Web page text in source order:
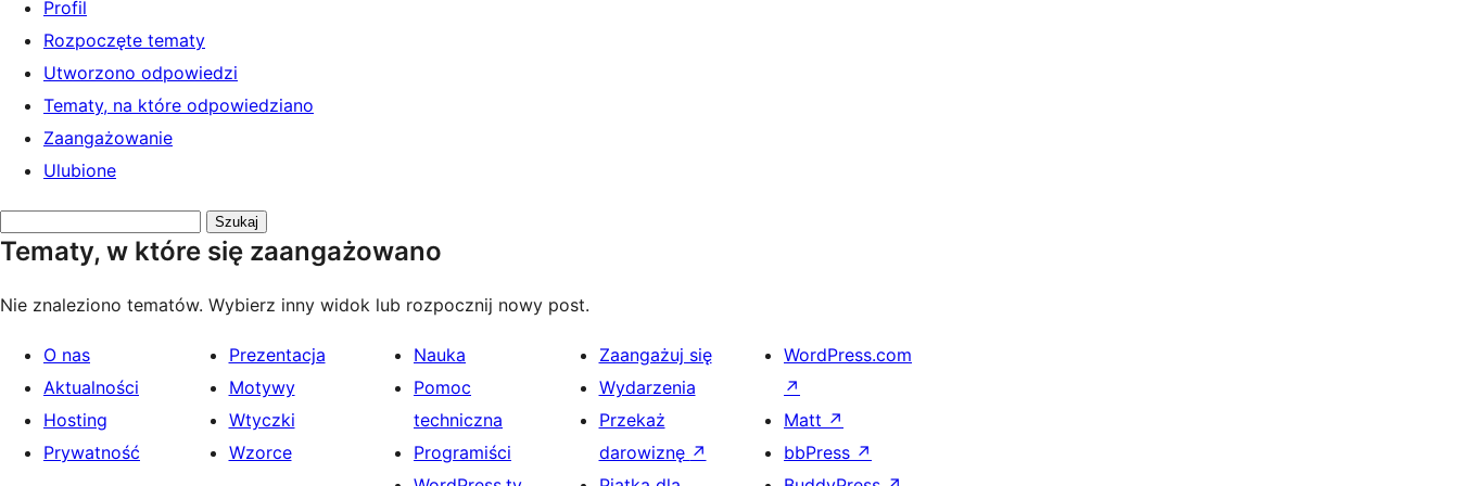
Profil
Rozpoczęte tematy
Utworzono odpowiedzi
Tematy, na które odpowiedziano
Zaangażowanie
Ulubione
tematy:
Tematy, w które się zaangażowano
Nie znaleziono tematów. Wybierz inny widok lub rozpocznij nowy post.
O nas
Aktualności
Hosting
Prywatność
Prezentacja
Motywy
Wtyczki
Wzorce
Nauka
Pomoc
techniczna
Programiści
Zaangażuj się
Wydarzenia
Przekaż
darowiznę ↗
WordPress.com
↗
Matt ↗
bbPress ↗